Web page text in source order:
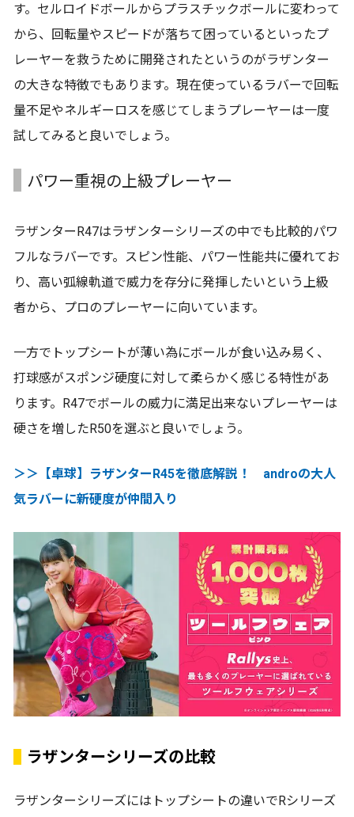
す。セルロイドボールからプラスチックボールに変わって
から、回転量やスピードが落ちて困っているといったプ
レーヤーを救うために開発されたというのがラザンター
の大きな特徴でもあります。現在使っているラバーで回転
量不足やネルギーロスを感じてしまうプレーヤーは一度
試してみると良いでしょう。
パワー重視の上級プレーヤー
ラザンターR47はラザンターシリーズの中でも比較的パワ
フルなラバーです。スピン性能、パワー性能共に優れてお
り、高い弧線軌道で威力を存分に発揮したいという上級
者から、プロのプレーヤーに向いています。
一方でトップシートが薄い為にボールが食い込み易く、
打球感がスポンジ硬度に対して柔らかく感じる特性があ
ります。R47でボールの威力に満足出来ないプレーヤーは
硬さを増したR50を選ぶと良いでしょう。
＞＞【卓球】ラザンターR45を徹底解説！ androの大人
気ラバーに新硬度が仲間入り
ラザンターシリーズの比較
ラザンターシリーズにはトップシートの違いでRシリーズ